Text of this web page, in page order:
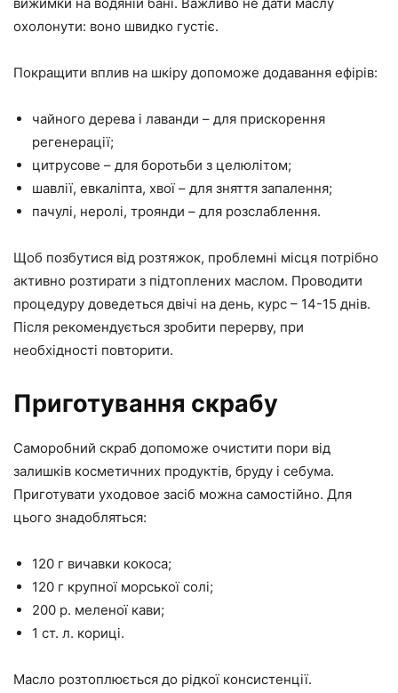
охолонути: воно швидко густіє.
Покращити вплив на шкіру допоможе додавання ефірів:
чайного дерева і лаванди – для прискорення
регенерації;
цитрусове – для боротьби з целюлітом;
шавлії, евкаліпта, хвої – для зняття запалення;
пачулі, неролі, троянди – для розслаблення.
Щоб позбутися від розтяжок, проблемні місця потрібно
активно розтирати з підтоплених маслом. Проводити
процедуру доведеться двічі на день, курс – 14-15 днів.
Після рекомендується зробити перерву, при
необхідності повторити.
Приготування скрабу
Саморобний скраб допоможе очистити пори від
залишків косметичних продуктів, бруду і себума.
Приготувати уходовое засіб можна самостійно. Для
цього знадобляться:
120 г вичавки кокоса;
120 г крупної морської солі;
200 р. меленої кави;
1 ст. л. кориці.
Масло розтоплюється до рідкої консистенції.